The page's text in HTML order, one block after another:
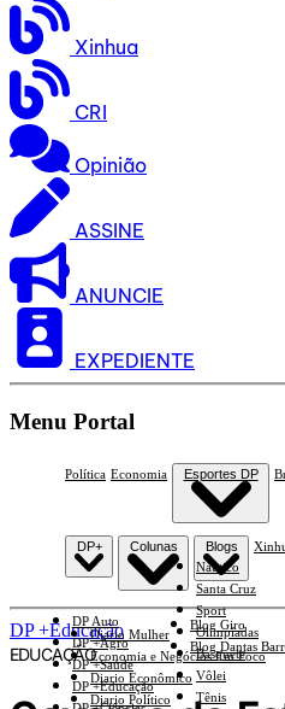
Xinhua
CRI
Opinião
ASSINE
ANUNCIE
EXPEDIENTE
Menu Portal
Política Economia Esportes DP
Náutico
Santa Cruz
Sport
Olimpíadas
Basquete
Vôlei
Tênis
DP+
DP Auto
DP +Agro
DP +Saúde
DP +Educação
Colunas
Diario Mulher
Economia e Negócios Em Foco
Diario Econômico
Diario Político
Blogs
Blog Giro
Blog Dantas
DP +Educação
EDUCAÇÃO